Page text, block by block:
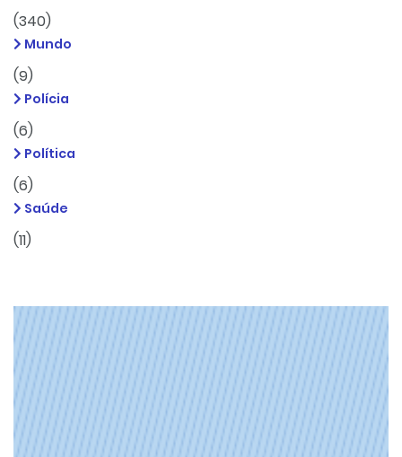
(340)
Mundo
(9)
Polícia
(6)
Política
(6)
Saúde
(11)